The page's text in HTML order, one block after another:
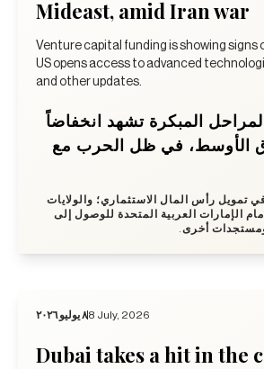
Mideast, amid Iran war
Venture capital funding is showing signs
US opens access to advanced
and other updates.
المبكرة تشهد انخفاضاً
الأوسط، في ظل الحرب مع
تمويل رأس المال الاستثماري؛ والولايات
الإمارات العربية المتحدة للوصول إلى
ومستجدات أخرى.
٨ يوليو ٢٠٢٦8 July, 2026
Dubai takes a hit in the